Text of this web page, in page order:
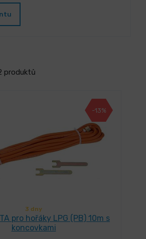
produktů
-13%
3 dny
pro hořáky LPG (PB) 10m s
koncovkami